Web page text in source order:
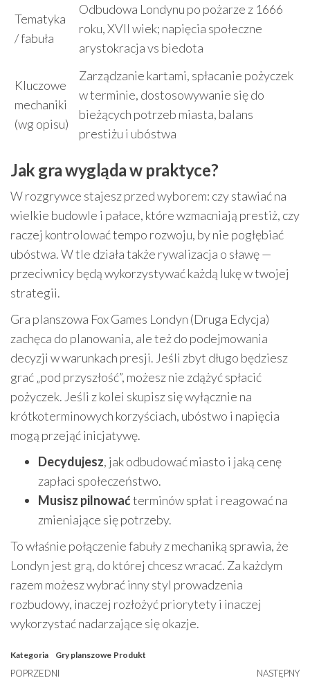
Tematyka
/ fabuła
Odbudowa Londynu po pożarze z 1666
roku, XVII wiek; napięcia społeczne
arystokracja vs biedota
Kluczowe
mechaniki
(wg opisu)
Zarządzanie kartami, spłacanie pożyczek
w terminie, dostosowywanie się do
bieżących potrzeb miasta, balans
prestiżu i ubóstwa
Jak gra wygląda w praktyce?
W rozgrywce stajesz przed wyborem: czy stawiać na
wielkie budowle i pałace, które wzmacniają prestiż, czy
raczej kontrolować tempo rozwoju, by nie pogłębiać
ubóstwa. W tle działa także rywalizacja o sławę —
przeciwnicy będą wykorzystywać każdą lukę w twojej
strategii.
Gra planszowa Fox Games Londyn (Druga Edycja)
zachęca do planowania, ale też do podejmowania
decyzji w warunkach presji. Jeśli zbyt długo będziesz
grać „pod przyszłość”, możesz nie zdążyć spłacić
pożyczek. Jeśli z kolei skupisz się wyłącznie na
krótkoterminowych korzyściach, ubóstwo i napięcia
mogą przejąć inicjatywę.
Decydujesz, jak odbudować miasto i jaką cenę
zapłaci społeczeństwo.
Musisz pilnowaćterminów spłat i reagować na
zmieniające się potrzeby.
To właśnie połączenie fabuły z mechaniką sprawia, że
Londyn jest grą, do której chcesz wracać. Za każdym
razem możesz wybrać inny styl prowadzenia
rozbudowy, inaczej rozłożyć priorytety i inaczej
wykorzystać nadarzające się okazje.
Kategoria Gry planszowe Produkt
POPRZEDNI NASTĘPNY